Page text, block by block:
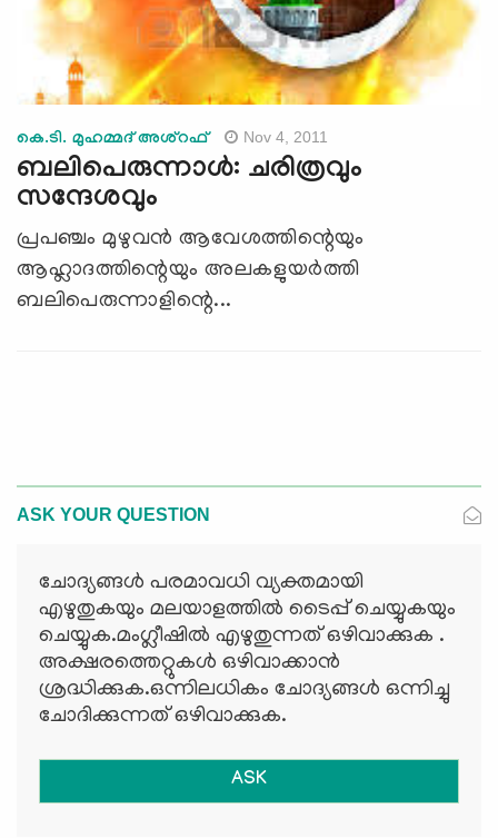
കെ.ടി. മുഹമ്മദ് അശ്റഫ് Nov 4, 2011
ബലിപെരുന്നാള്‍: ചരിത്രവും
സന്ദേശവും
പ്രപഞ്ചം മുഴുവന്‍ ആവേശത്തിന്റെയും
ആഹ്ലാദത്തിന്റെയും അലകളുയര്‍ത്തി
ബലിപെരുന്നാളിന്റെ...
ASK YOUR QUESTION
ചോദ്യങ്ങള്‍ പരമാവധി വ്യക്തമായി
എഴുതുകയും മലയാളത്തില്‍ ടൈപ്പ് ചെയ്യുകയും
ചെയ്യുക.മംഗ്ലീഷില്‍ എഴുതുന്നത് ഒഴിവാക്കുക .
അക്ഷരത്തെറ്റുകള്‍ ഒഴിവാക്കാന്‍
ശ്രദ്ധിക്കുക.ഒന്നിലധികം ചോദ്യങ്ങള്‍ ഒന്നിച്ചു
ചോദിക്കുന്നത് ഒഴിവാക്കുക.
ASK